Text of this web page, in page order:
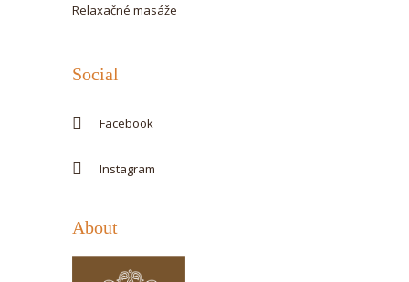
Relaxačné masáže
Social
Facebook
Instagram
About